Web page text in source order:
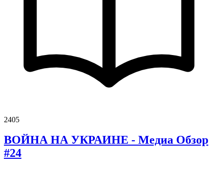
2405
ВОЙНА НА УКРАИНЕ - Медиа Обзор
#24